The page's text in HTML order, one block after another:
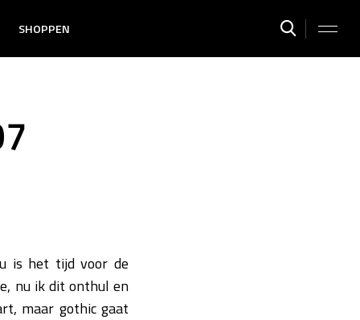
SHOPPEN
is het tijd voor de
nu ik dit onthul en
maar gothic gaat